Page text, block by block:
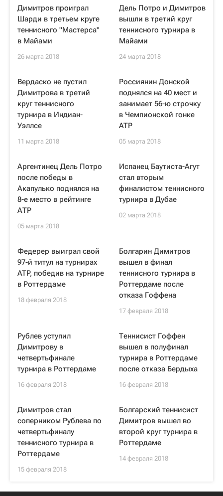
Димитров проиграл
Шарди в третьем круге
теннисного "Мастерса"
в Майами
26 марта 2018
Дель Потро и Димитров
вышли в третий круг
теннисного турнира в
Майами
24 марта 2018
Вердаско не пустил
Димитрова в третий
круг теннисного
турнира в Индиан-
Уэллсе
11 марта 2018
Россиянин Донской
поднялся на 40 мест и
занимает 56-ю строчку
в Чемпионской гонке
ATP
05 марта 2018
Аргентинец Дель Потро
после победы в
Акапулько поднялся на
8-е место в рейтинге
АТР
05 марта 2018
Испанец Баутиста-Агут
стал вторым
финалистом теннисного
турнира в Дубае
02 марта 2018
Федерер выиграл свой
97-й титул на турнирах
ATP, победив на турнире
в Роттердаме
18 февраля 2018
Болгарин Димитров
вышел в финал
теннисного турнира в
Роттердаме после
отказа Гоффена
17 февраля 2018
Рублев уступил
Димитрову в
четвертьфинале
турнира в Роттердаме
16 февраля 2018
Теннисист Гоффен
вышел в полуфинал
турнира в Роттердаме
после отказа Бердыха
16 февраля 2018
Димитров стал
соперником Рублева по
четвертьфиналу
теннисного турнира в
Роттердаме
15 февраля 2018
Болгарский теннисист
Димитров вышел во
второй круг турнира в
Роттердаме
14 февраля 2018